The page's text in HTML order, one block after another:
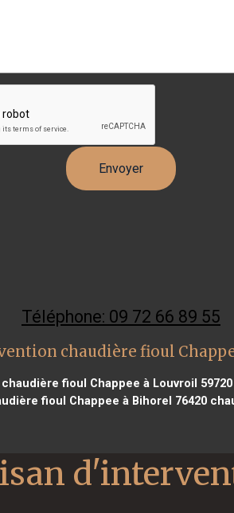
Téléphone: 09 72 66 89 55
chaudière fioul
fioul Chappee à Louvroil 59720
fioul Chappee à Bihorel 76420